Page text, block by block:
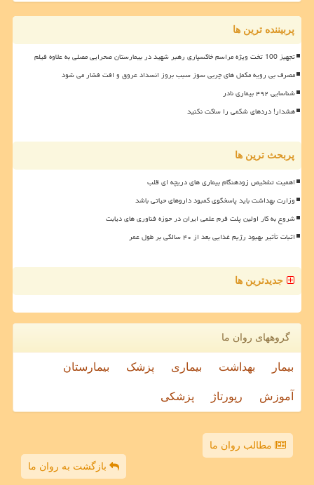
پربیننده ترین ها
تجهیز 100 تخت ویژه مراسم خاکسپاری رهبر شهید در بیمارستان صحرایی مصلی به علاوه فیلم
مصرف بی رویه مکمل های چربی سوز سبب بروز انسداد عروق و افت فشار می شود
شناسایی ۴۹۲ بیماری نادر
هشدار! دردهای شکمی را ساکت نکنید
پربحث ترین ها
اهمیت تشخیص زودهنگام بیماری های دریچه ای قلب
وزارت بهداشت باید پاسخگوی کمبود داروهای حیاتی باشد
شروع به کار اولین پلت فرم علمی ایران در حوزه فناوری های دیابت
اثبات تأثیر بهبود رژیم غذایی بعد از ۴۰ سالگی بر طول عمر
جدیدترین ها
گروههای روان ما
بیمار بهداشت بیماری پزشک بیمارستان
آموزش رپورتاژ پزشکی
مطالب روان ما
بازگشت به روان ما